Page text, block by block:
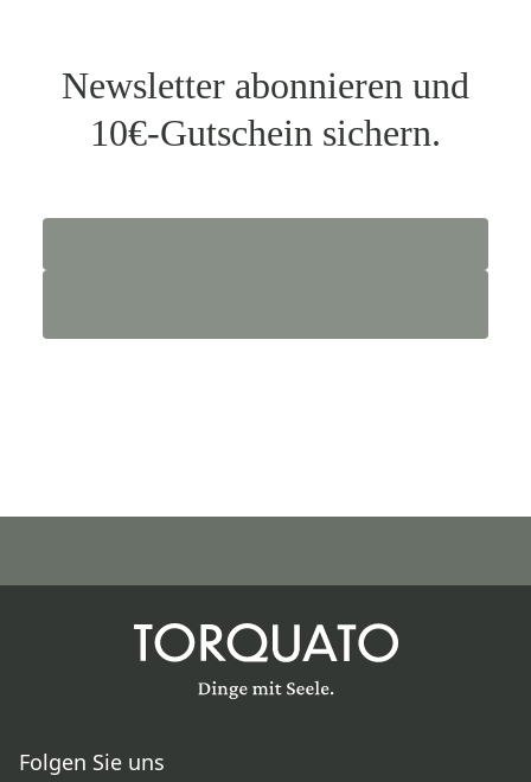
Newsletter abonnieren und
10€-Gutschein sichern.
Folgen Sie uns